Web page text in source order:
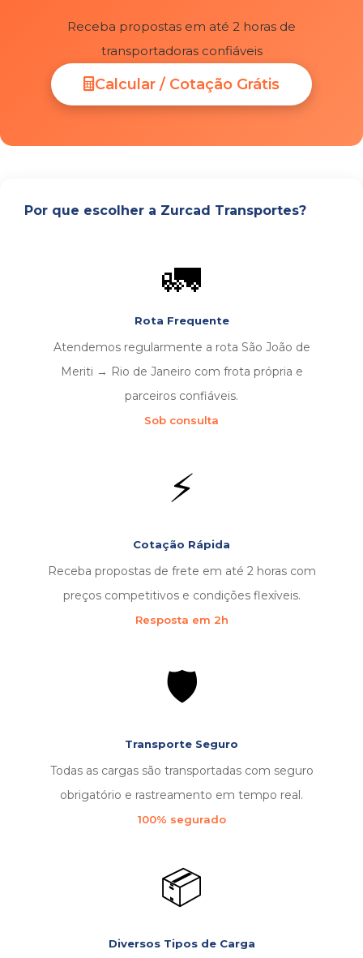
Receba propostas em até 2 horas de
transportadoras confiáveis
Calcular / Cotação Grátis
Por que escolher a Zurcad Transportes?
🚛
Rota Frequente
Atendemos regularmente a rota São João de
Meriti → Rio de Janeiro com frota própria e
parceiros confiáveis.
Sob consulta
⚡
Cotação Rápida
Receba propostas de frete em até 2 horas com
preços competitivos e condições flexíveis.
Resposta em 2h
🛡️
Transporte Seguro
Todas as cargas são transportadas com seguro
obrigatório e rastreamento em tempo real.
100% segurado
📦
Diversos Tipos de Carga